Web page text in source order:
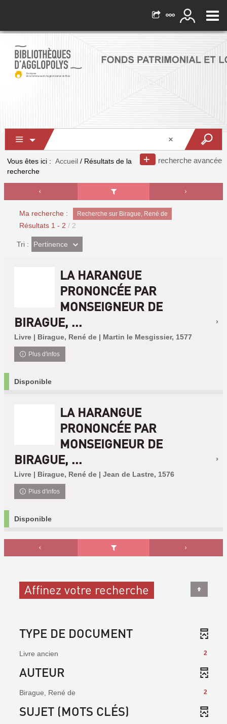
recherche avancée
Vous êtes ici : Accueil / Résultats de la
recherche
Ma recherche : Recherche sur Birague, René de
Résultats 1 - 2 / 2
Tri : (Effet
imédiat)
Pertinence
LA HARANGUE
PRONONCÉE PAR
MONSEIGNEUR DE
BIRAGUE, ...
Livre | Birague, René de | Martin le Mesgissier, 1577
Plus d'infos
Disponible
LA HARANGUE
PRONONCÉE PAR
MONSEIGNEUR DE
BIRAGUE, ...
Livre | Birague, René de | Jean de Lastre, 1576
Plus d'infos
Disponible
Affinez votre recherche
TYPE DE DOCUMENT
2
Livre ancien
AUTEUR
2
Birague, René de
SUJET (MOTS CLÉS)